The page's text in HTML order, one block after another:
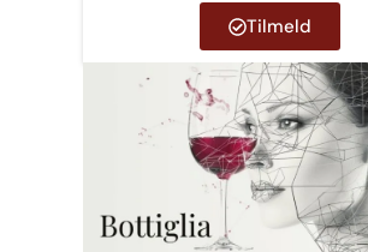
Tilmeld